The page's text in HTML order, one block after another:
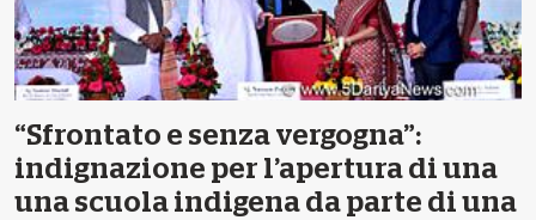
“Sfrontato e senza vergogna”:
indignazione per l’apertura di una
una scuola indigena da parte di una